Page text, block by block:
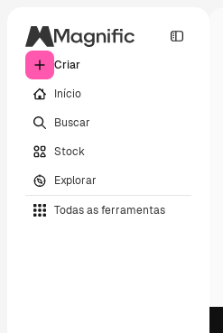
Criar
Início
Buscar
Stock
Explorar
Todas as ferramentas